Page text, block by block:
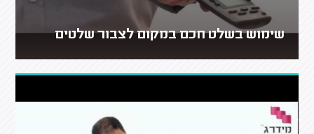
שימוש בשלט חכם במקום לצבור שלטים